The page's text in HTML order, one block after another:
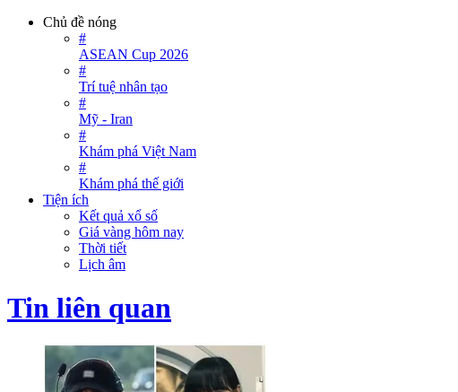
Chủ đề nóng
#
ASEAN Cup 2026
#
Trí tuệ nhân tạo
#
Mỹ - Iran
#
Khám phá Việt Nam
#
Khám phá thế giới
Tiện ích
Kết quả xổ số
Giá vàng hôm nay
Thời tiết
Lịch âm
Tin liên quan